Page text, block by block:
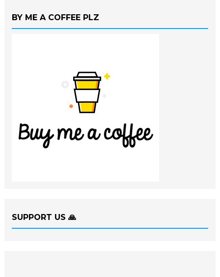
BY ME A COFFEE PLZ
SUPPORT US 🙏